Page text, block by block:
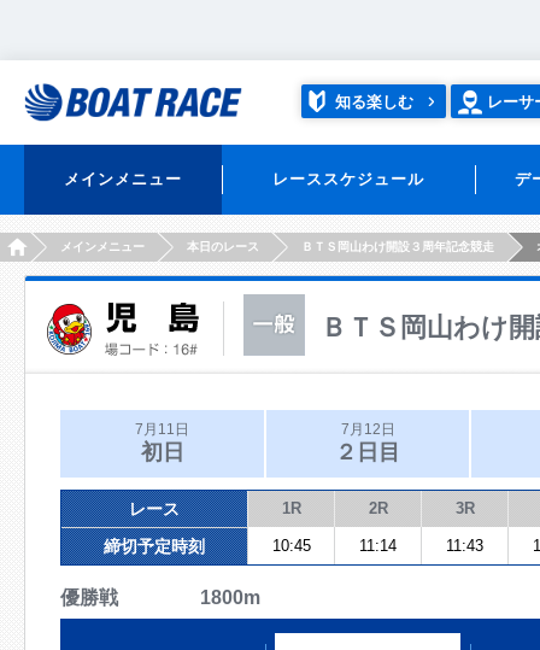
知る楽しむ レーサ
メインメニュー レーススケジュール デ
HOMEメインメニュー 本日のレース ＢＴＳ岡山わけ開設３周年記念競走
ＢＴＳ岡山わけ
7月11日
初日
7月12日
２日目
レース 1R 2R 3R
締切予定時刻 10:45 11:14 11:43
優勝戦 1800m